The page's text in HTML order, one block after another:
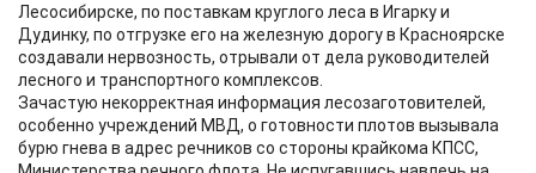
Лесосибирске, по поставкам круглого леса в Игарку и
Дудинку, по отгрузке его на железную дорогу в Красноярске
создавали нервозность, отрывали от дела руководителей
лесного и транспортного комплексов.
Зачастую некорректная информация лесозаготовителей,
особенно учреждений МВД, о готовности плотов вызывала
бурю гнева в адрес речников со стороны крайкома КПСС,